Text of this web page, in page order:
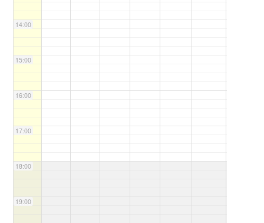
14:00
15:00
16:00
17:00
18:00
19:00